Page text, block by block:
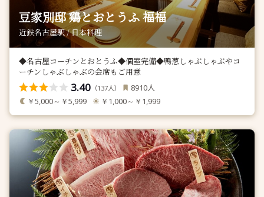
豆家別邸 鶏とおとうふ 福福
近鉄名古屋駅 / 日本料理
◆名古屋コーチンとおとうふ◆個室完備◆鴨葱しゃぶしゃぶやコ
ーチンしゃぶしゃぶの会席もご用意
3.40 （137人） 8910人
￥5,000～￥5,999 ￥1,000～￥1,999